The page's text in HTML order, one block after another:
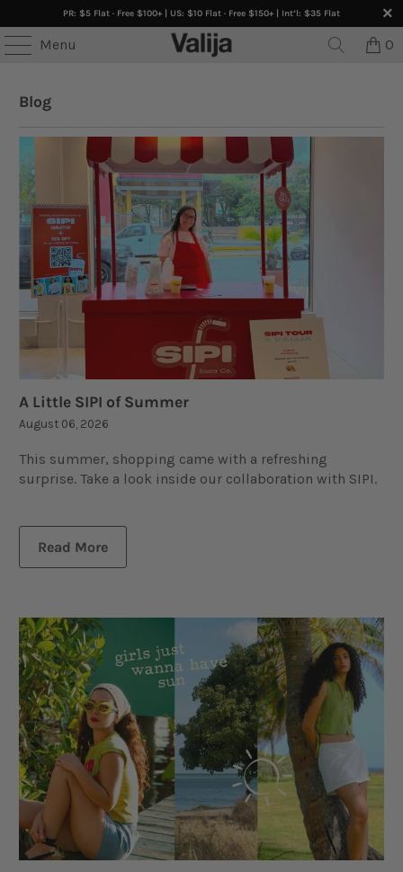
PR: $5 Flat · Free $100+ | US: $10 Flat · Free $150+ | Int’l: $35 Flat
Menu 0
Blog
A Little SIPI of Summer
August 06, 2026
This summer, shopping came with a refreshing
surprise. Take a look inside our collaboration with SIPI.
Read More